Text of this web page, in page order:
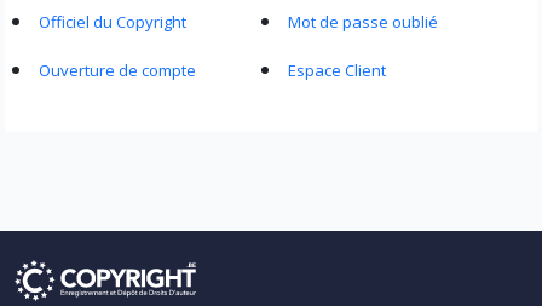
Officiel du Copyright Mot de passe oublié
Ouverture de compte Espace Client